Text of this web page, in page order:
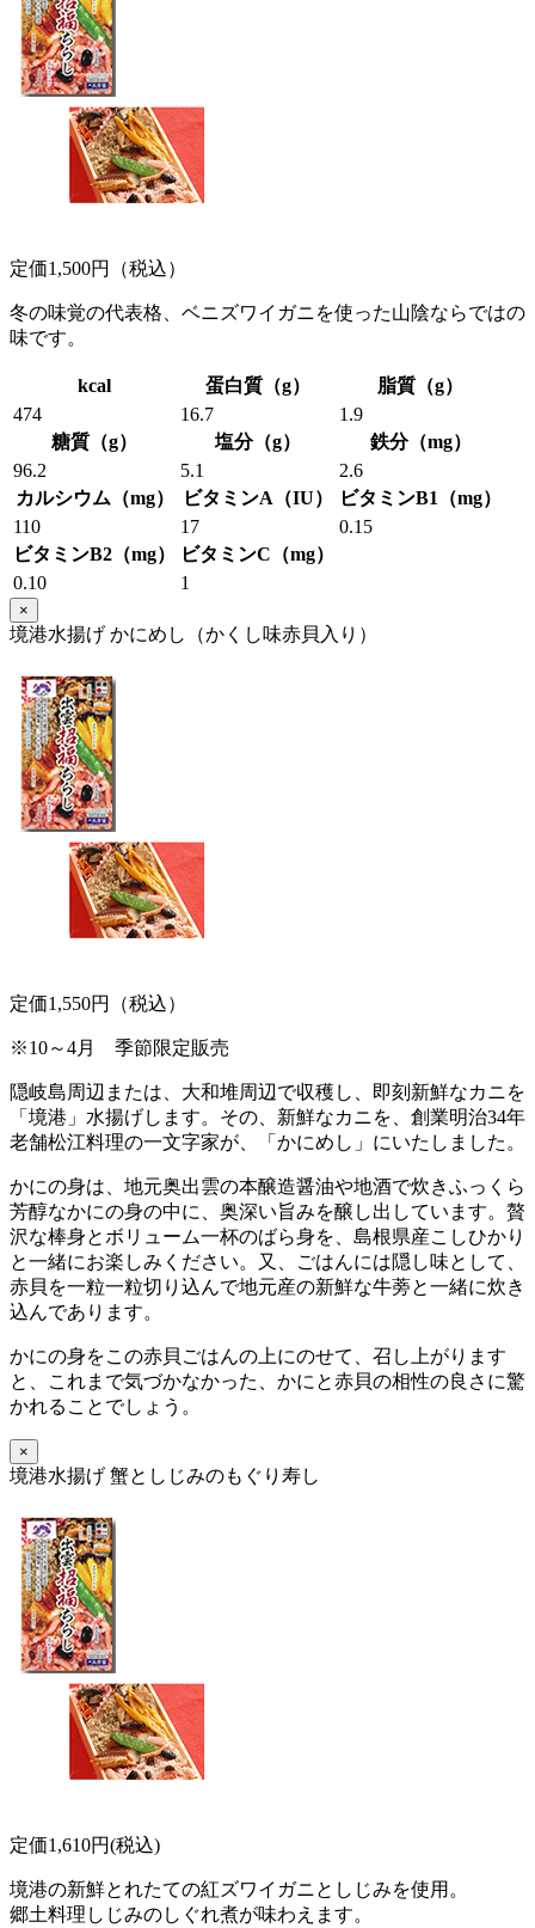
定価1,500円（税込）
冬の味覚の代表格、ベニズワイガニを使った山陰ならではの
味です。
kcal 蛋白質（g）
脂質（g）
474
16.7
1.9
糖質（g）
塩分（g）
鉄分（mg）
96.2
5.1
2.6
カルシウム（mg）
ビタミンA（IU）
ビタミンB1（mg）
110
17
0.15
ビタミンB2（mg）
ビタミンC（mg）
0.10
1
×
境港水揚げ かにめし（かくし味赤貝入り）
定価1,550円（税込）
※10～4月 季節限定販売
隠岐島周辺または、大和堆周辺で収穫し、即刻新鮮なカニを
「境港」水揚げします。その、新鮮なカニを、創業明治34年
老舗松江料理の一文字家が、「かにめし」にいたしました。
かにの身は、地元奥出雲の本醸造醤油や地酒で炊きふっくら
芳醇なかにの身の中に、奥深い旨みを醸し出しています。贅
沢な棒身とボリューム一杯のばら身を、島根県産こしひかり
と一緒にお楽しみください。又、ごはんには隠し味として、
赤貝を一粒一粒切り込んで地元産の新鮮な牛蒡と一緒に炊き
込んであります。
かにの身をこの赤貝ごはんの上にのせて、召し上がります
と、これまで気づかなかった、かにと赤貝の相性の良さに驚
かれることでしょう。
×
境港水揚げ 蟹としじみのもぐり寿し
定価1,610円(税込)
境港の新鮮とれたての紅ズワイガニとしじみを使用。
郷土料理しじみのしぐれ煮が味わえます。